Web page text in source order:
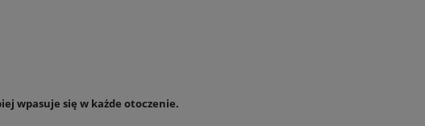
wpasuje się w każde otoczenie.